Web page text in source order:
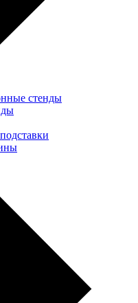
стенды